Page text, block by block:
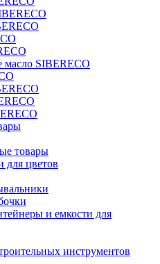
масло SIBERECO
товары
для цветов
и емкости для
инструментов